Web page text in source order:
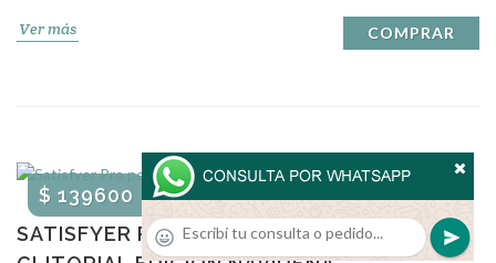
Ver más COMPRAR
SATISFYER PRO PENGUIN SUCCIONADOR
$ 139600